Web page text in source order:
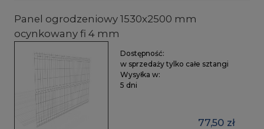
Panel ogrodzeniowy 1530x2500 mm
ocynkowany fi 4 mm
Dostępność:
w sprzedaży tylko całe sztangi
Wysyłka w:
5 dni
77,50 zł